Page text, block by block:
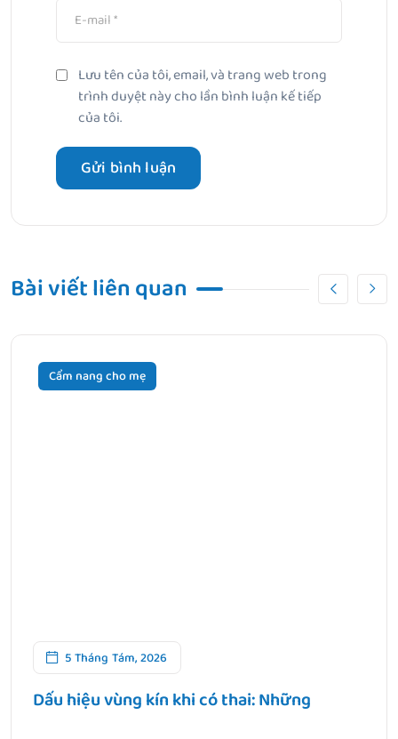
Lưu tên của tôi, email, và trang web trong
trình duyệt này cho lần bình luận kế tiếp
của tôi.
Bài viết liên quan
Cẩm nang cho mẹ
5 Tháng Tám, 2026
Dấu hiệu vùng kín khi có thai: Những